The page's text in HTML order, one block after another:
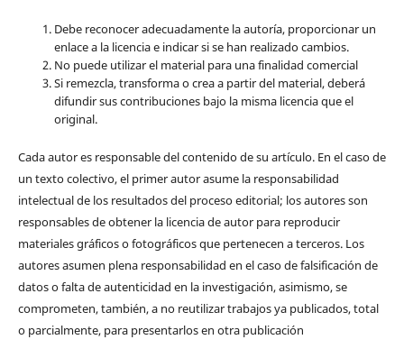
Debe reconocer adecuadamente la autoría, proporcionar un
enlace a la licencia e indicar si se han realizado cambios.
No puede utilizar el material para una finalidad comercial
Si remezcla, transforma o crea a partir del material, deberá
difundir sus contribuciones bajo la misma licencia que el
original.
Cada autor es responsable del contenido de su artículo. En el caso de
un texto colectivo, el primer autor asume la responsabilidad
intelectual de los resultados del proceso editorial; los autores son
responsables de obtener la licencia de autor para reproducir
materiales gráficos o fotográficos que pertenecen a terceros. Los
autores asumen plena responsabilidad en el caso de falsificación de
datos o falta de autenticidad en la investigación, asimismo, se
comprometen, también, a no reutilizar trabajos ya publicados, total
o parcialmente, para presentarlos en otra publicación